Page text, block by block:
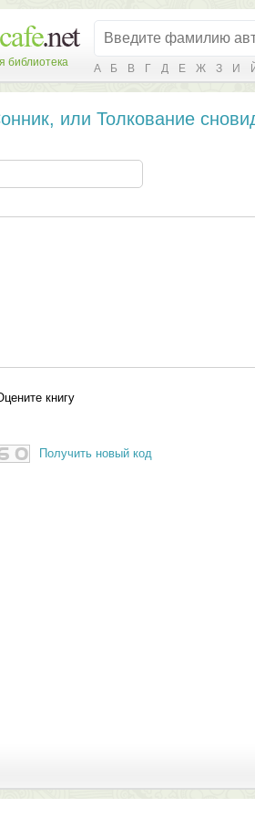
библиотека А Б В Г Д Е Ж З И
или Толкование
книгу
Получить новый код